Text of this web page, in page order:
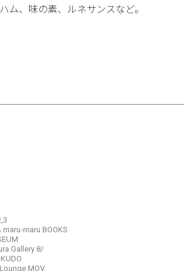
ム、味の素、ルネサンスなど。
maru-maru BOOKS
Gallery 8/
MOV